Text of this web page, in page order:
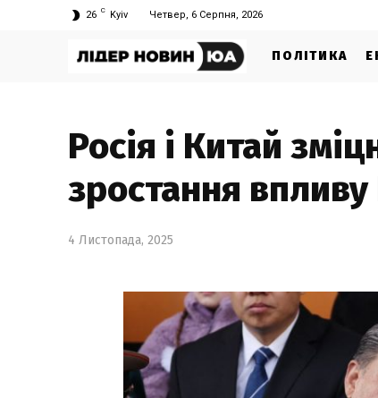
26 C Kyiv Четвер, 6 Серпня, 2026
ПОЛІТИКА
Росія і Китай
зростання впливу
4 Листопада, 2025